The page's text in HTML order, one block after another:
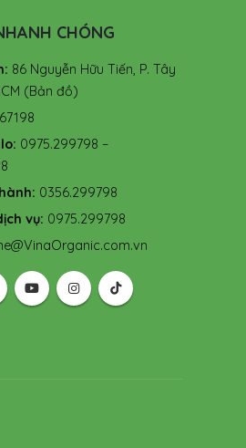
CHÓNG
86 Nguyễn Hữu Tiến, P. Tây
(Bản đồ)
0975.299798 –
0356.299798
vụ: 0975.299798